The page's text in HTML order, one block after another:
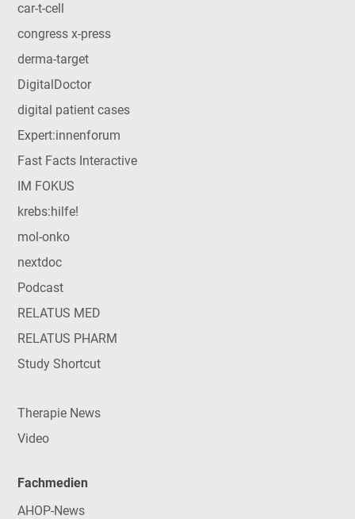
car-t-cell
congress x-press
derma-target
DigitalDoctor
digital patient cases
Expert:innenforum
Fast Facts Interactive
IM FOKUS
krebs:hilfe!
mol-onko
nextdoc
Podcast
RELATUS MED
RELATUS PHARM
Study Shortcut
Therapie News
Video
Fachmedien
AHOP-News